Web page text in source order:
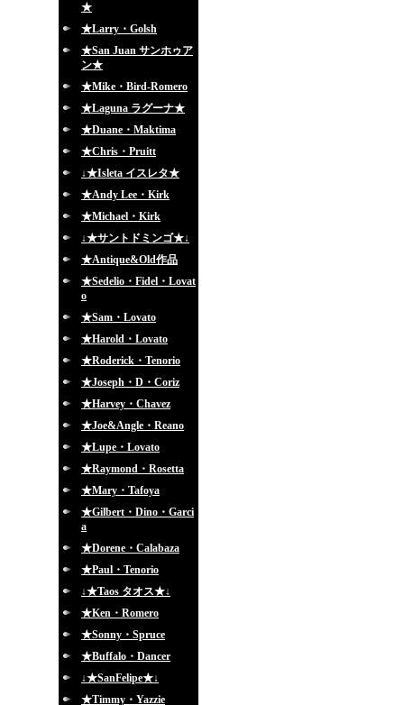
★
★Larry・Golsh
★San Juan サンホゥア
ン★
★Mike・Bird-Romero
★Laguna ラグーナ★
★Duane・Maktima
★Chris・Pruitt
↓★Isleta イスレタ★
★Andy Lee・Kirk
★Michael・Kirk
↓★サントドミンゴ★↓
★Antique&Old作品
★Sedelio・Fidel・Lovat
o
★Sam・Lovato
★Harold・Lovato
★Roderick・Tenorio
★Joseph・D・Coriz
★Harvey・Chavez
★Joe&Angle・Reano
★Lupe・Lovato
★Raymond・Rosetta
★Mary・Tafoya
★Gilbert・Dino・Garci
a
★Dorene・Calabaza
★Paul・Tenorio
↓★Taos タオス★↓
★Ken・Romero
★Sonny・Spruce
★Buffalo・Dancer
↓★SanFelipe★↓
★Timmy・Yazzie